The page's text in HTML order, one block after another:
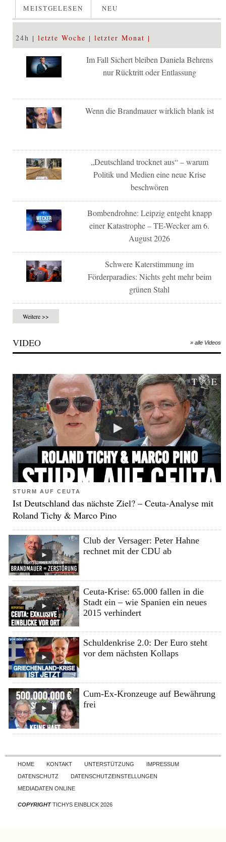
MEISTGELESEN NEU
24h letzte Woche letzter Monat
Im Fall Sichert bleiben Daniela Behrens
nur Rücktritt oder Entlassung
Wenn die Brandmauer wirklich blank ist
„Deutschland trocknet aus“ – warum
Politik und Medien eine neue Krise
beschwören
Bombendrohne: Leipzig entgeht knapp
einer Katastrophe – TE-Wecker am 6.
August 2026
Schwere Katerstimmung im
Förderparadies: Nichts geht mehr beim
grünen Stahl
Weitere >>
VIDEO » alle Videos
STURM AUF CEUTA
Ist Deutschland das nächste Ziel? – Ceuta-Analyse mit
Roland Tichy & Marco Pino
Club der Versager: Peter Hahne
rechnet mit der CDU ab
Ceuta-Krise: 65.000 fallen in die
Stadt ein – wie Spanien ein neues
2015 verhindert
Schuldenkrise 2.0: Der Euro steht
vor dem nächsten Kollaps
Cum-Ex-Kronzeuge auf Bewährung
frei
Skip to content
HOME KONTAKT UNTERSTÜTZUNG
IMPRESSUM
DATENSCHUTZ
DATENSCHUTZEINSTELLUNGEN
MEDIADATEN ONLINE
COPYRIGHTTICHYS EINBLICK 2026